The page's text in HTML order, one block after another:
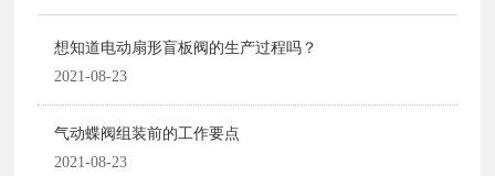
想知道电动扇形盲板阀的生产过程吗？
2021-08-23
气动蝶阀组装前的工作要点
2021-08-23